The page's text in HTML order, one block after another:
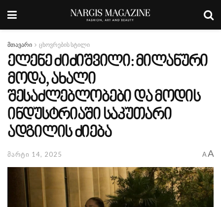
მთავარი ცხოვრების სტილი
ელენე ძიძიშვილი: მილანური
მოდა, ახალი
შესაძლებლობები და მოდის
ინდუსტრიაში საკუთარი
ადგილის ძიება
მარტი 14, 2025 A A